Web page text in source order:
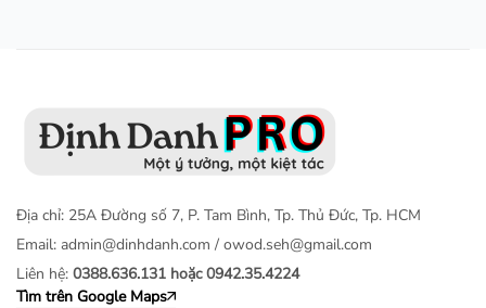
Địa chỉ: 25A Đường số 7, P. Tam Bình, Tp. Thủ Đức, Tp. HCM
Email: admin@dinhdanh.com / owod.seh@gmail.com
Liên hệ: 0388.636.131 hoặc 0942.35.4224
Tìm trên Google Maps